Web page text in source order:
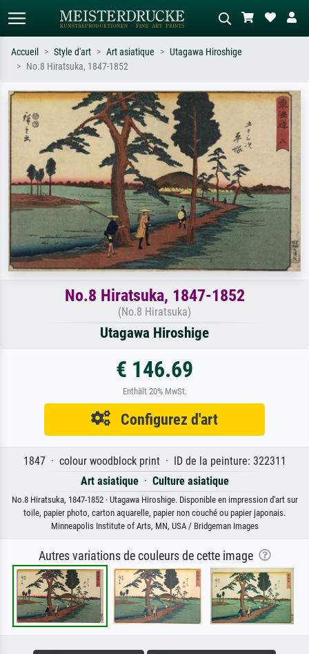
Recherchez par artiste, titre ou style –
ex. Monet, Nuit étoilée,
impressionnisme, vague de Hokusai,
nu.
Décrivez la scène – ex. prairie verte,
abstrait avec beaucoup de rouge,
tableau sombre, nu debout près d'un
arbre.
Accueil Style d'art Art asiatique
Utagawa Hiroshige
No.8 Hiratsuka, 1847-1852
No.8 Hiratsuka, 1847-1852
(No.8 Hiratsuka)
Utagawa Hiroshige
€ 146.69
Enthält 20% MwSt.
Configurez d'art
1847 · colour woodblock print · ID de la peinture: 322311
Art asiatique· Culture asiatique
No.8 Hiratsuka, 1847-1852 · Utagawa Hiroshige. Disponible en impression d'art sur
toile, papier photo, carton aquarelle, papier non couché ou papier japonais.
Minneapolis Institute of Arts, MN, USA / Bridgeman Images
Autres variations de couleurs de cette image